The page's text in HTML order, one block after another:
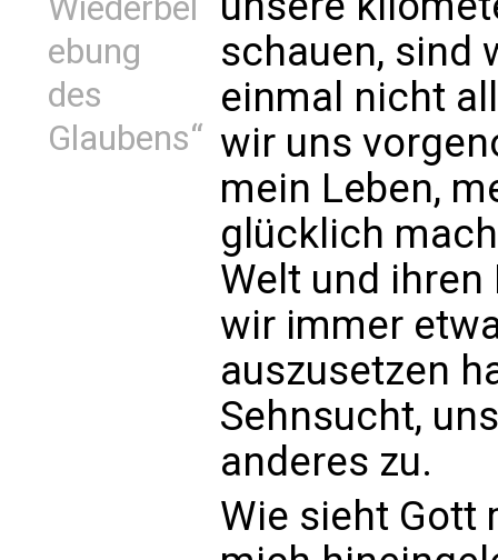
Wiederbel
ebung
des
Glaubens“
schauen, sind
einmal nicht
wir uns
mein Leben,
glücklich
Welt und
wir immer
auszusetzen
Sehnsucht,
anderes zu.
Wie sieht Gott